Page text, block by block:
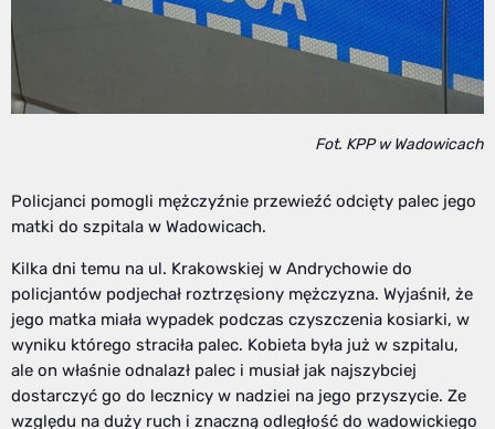
Fot. KPP w Wadowicach
Policjanci pomogli mężczyźnie przewieźć odcięty palec jego
matki do szpitala w Wadowicach.
Kilka dni temu na ul. Krakowskiej w Andrychowie do
policjantów podjechał roztrzęsiony mężczyzna. Wyjaśnił, że
jego matka miała wypadek podczas czyszczenia kosiarki, w
wyniku którego straciła palec. Kobieta była już w szpitalu,
ale on właśnie odnalazł palec i musiał jak najszybciej
dostarczyć go do lecznicy w nadziei na jego przyszycie. Ze
względu na duży ruch i znaczną odległość do wadowickiego